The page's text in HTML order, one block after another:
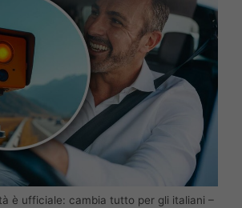
è ufficiale: cambia tutto per gli italiani –